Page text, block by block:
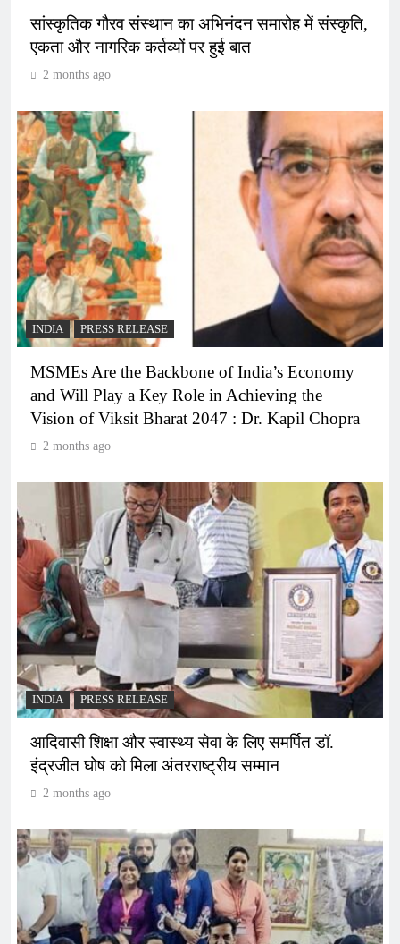
सांस्कृतिक गौरव संस्थान का अभिनंदन समारोह में संस्कृति,
एकता और नागरिक कर्तव्यों पर हुई बात
2 months ago
INDIA PRESS RELEASE
MSMEs Are the Backbone of India’s Economy
and Will Play a Key Role in Achieving the
Vision of Viksit Bharat 2047 : Dr. Kapil Chopra
2 months ago
INDIA PRESS RELEASE
आदिवासी शिक्षा और स्वास्थ्य सेवा के लिए समर्पित डॉ.
इंद्रजीत घोष को मिला अंतरराष्ट्रीय सम्मान
2 months ago